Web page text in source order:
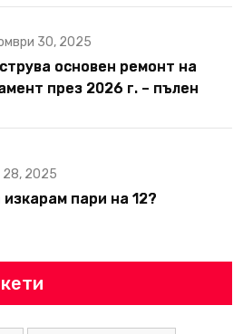
30, 2025
основен ремонт на
през 2026 г. – пълен
2025
изкарам пари на 12?